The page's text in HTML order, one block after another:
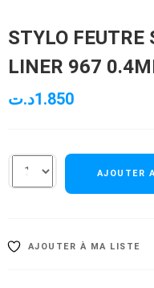
STYLO FEUTRE
LINER 967
1.850د.ت
AJOUTER
AJOUTER À MA LISTE